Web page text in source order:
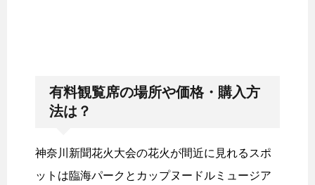
有料観覧席の場所や価格・購入方
法は？
神奈川新聞花火大会の花火が間近に見れるスポ
ットは臨海パークとカップヌードルミュージア